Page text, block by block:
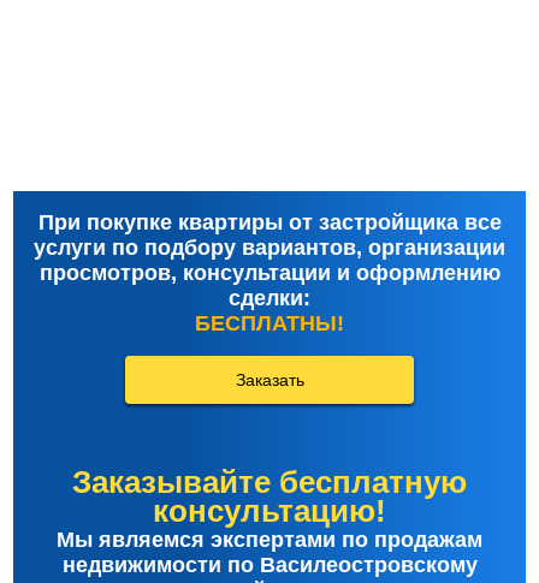
При покупке квартиры от застройщика все
услуги по подбору вариантов, организации
просмотров, консультации и оформлению
сделки:
БЕСПЛАТНЫ!
Заказать
Заказывайте бесплатную
консультацию!
Мы являемся экспертами по продажам
недвижимости по Василеостровскому